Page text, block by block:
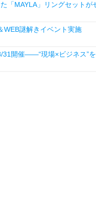
「MAYLA」リングセットが
WEB謎解きイベント実施
31開催――“現場×ビジネス”を